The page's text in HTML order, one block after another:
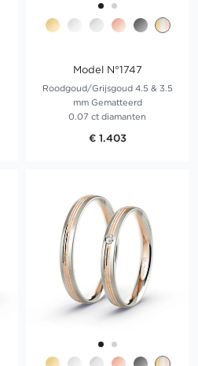
Model N°1747
Roodgoud/Grijsgoud 4.5 & 3.5
mm Gematteerd
0.07 ct diamanten
€ 1.403